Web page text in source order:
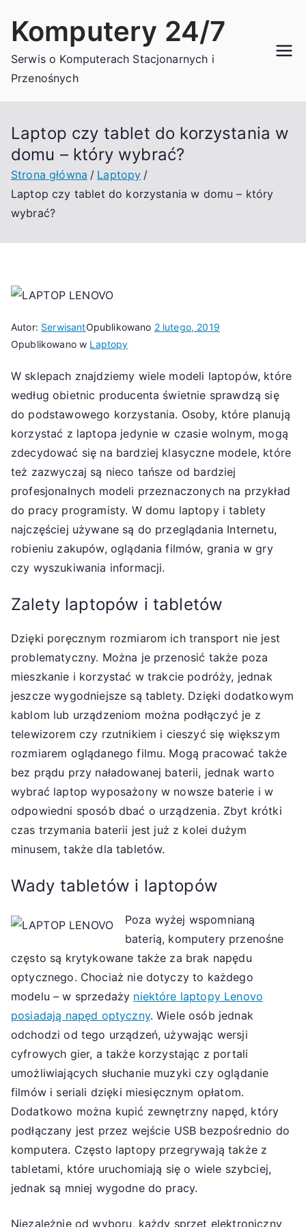
Komputery 24/7
Serwis o Komputerach Stacjonarnych i
Przenośnych
Laptop czy tablet do korzystania w
domu – który wybrać?
Strona główna
Laptopy
Laptop czy tablet do korzystania w domu – który
wybrać?
Autor: SerwisantOpublikowano 2 lutego, 2019
Opublikowano w Laptopy
W sklepach znajdziemy wiele modeli laptopów, które
według obietnic producenta świetnie sprawdzą się
do podstawowego korzystania. Osoby, które planują
korzystać z laptopa jedynie w czasie wolnym, mogą
zdecydować się na bardziej klasyczne modele, które
też zazwyczaj są nieco tańsze od bardziej
profesjonalnych modeli przeznaczonych na przykład
do pracy programisty. W domu laptopy i tablety
najczęściej używane są do przeglądania Internetu,
robieniu zakupów, oglądania filmów, grania w gry
czy wyszukiwania informacji.
Zalety laptopów i tabletów
Dzięki poręcznym rozmiarom ich transport nie jest
problematyczny. Można je przenosić także poza
mieszkanie i korzystać w trakcie podróży, jednak
jeszcze wygodniejsze są tablety. Dzięki dodatkowym
kablom lub urządzeniom można podłączyć je z
telewizorem czy rzutnikiem i cieszyć się większym
rozmiarem oglądanego filmu. Mogą pracować także
bez prądu przy naładowanej baterii, jednak warto
wybrać laptop wyposażony w nowsze baterie i w
odpowiedni sposób dbać o urządzenia. Zbyt krótki
czas trzymania baterii jest już z kolei dużym
minusem, także dla tabletów.
Wady tabletów i laptopów
Poza wyżej wspomnianą
baterią, komputery przenośne
często są krytykowane także za brak napędu
optycznego. Chociaż nie dotyczy to każdego
modelu – w sprzedaży niektóre laptopy Lenovo
posiadają napęd optyczny. Wiele osób jednak
odchodzi od tego urządzeń, używając wersji
cyfrowych gier, a także korzystając z portali
umożliwiających słuchanie muzyki czy oglądanie
filmów i seriali dzięki miesięcznym opłatom.
Dodatkowo można kupić zewnętrzny napęd, który
podłączany jest przez wejście USB bezpośrednio do
komputera. Często laptopy przegrywają także z
tabletami, które uruchomiają się o wiele szybciej,
jednak są mniej wygodne do pracy.
Niezależnie od wyboru, każdy sprzęt elektroniczny